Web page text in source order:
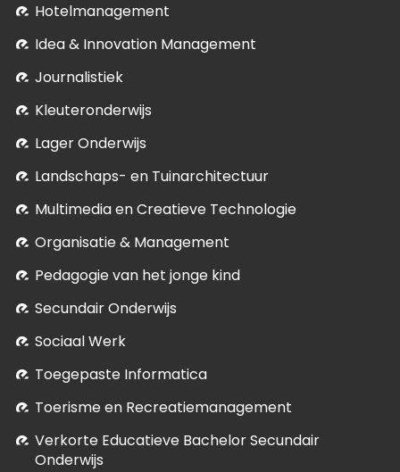
Hotelmanagement
Idea & Innovation Management
Journalistiek
Kleuteronderwijs
Lager Onderwijs
Landschaps- en Tuinarchitectuur
Multimedia en Creatieve Technologie
Organisatie & Management
Pedagogie van het jonge kind
Secundair Onderwijs
Sociaal Werk
Toegepaste Informatica
Toerisme en Recreatiemanagement
Verkorte Educatieve Bachelor Secundair
Onderwijs